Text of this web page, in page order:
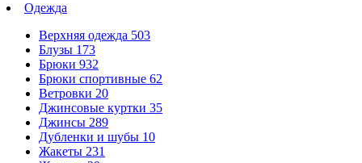
Одежда
Верхняя одежда 503
Блузы 173
Брюки 932
Брюки спортивные 62
Ветровки 20
Джинсовые куртки 35
Джинсы 289
Дубленки и шубы 10
Жакеты 231